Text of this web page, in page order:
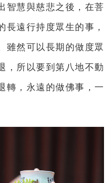
智慧與慈悲之後，在菩
長遠行持度眾生的事，
雖然可以長期的做度眾
，所以要到第八地不動
轉，永遠的做佛事，一